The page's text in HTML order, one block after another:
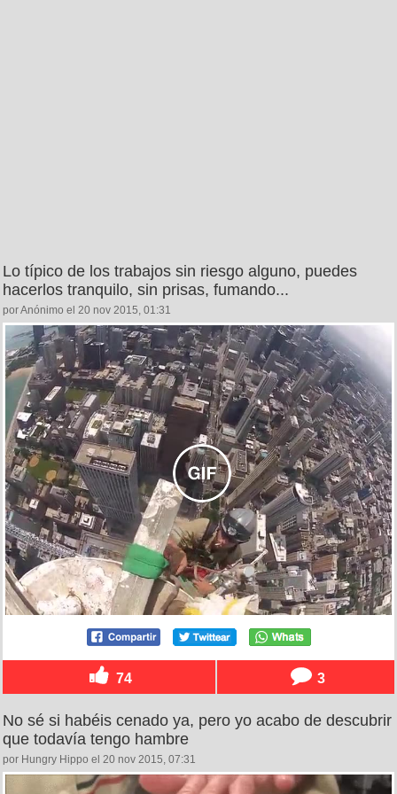
Lo típico de los trabajos sin riesgo alguno, puedes
hacerlos tranquilo, sin prisas, fumando...
por Anónimo el 20 nov 2015, 01:31
74 3
No sé si habéis cenado ya, pero yo acabo de descubrir
que todavía tengo hambre
por Hungry Hippo el 20 nov 2015, 07:31